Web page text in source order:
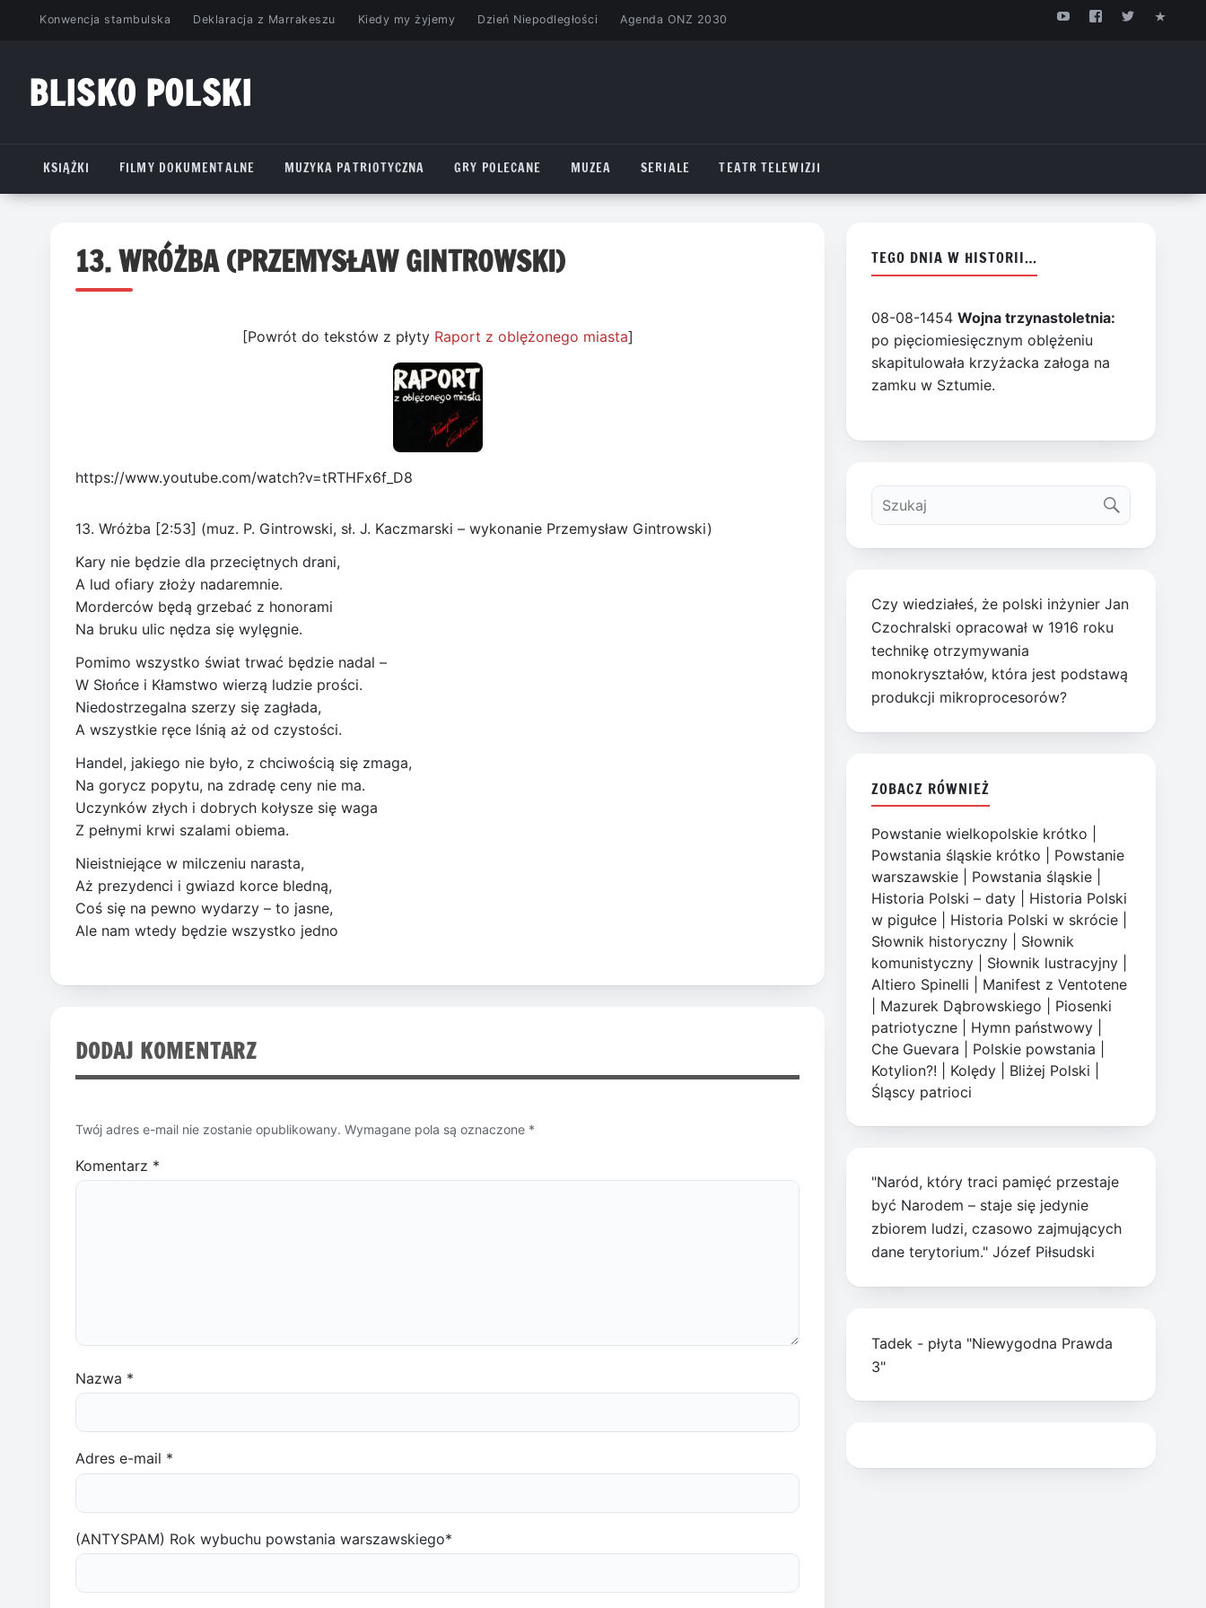
PrzejdźKonwencja stambulska Deklaracja z Marrakeszu Kiedy my żyjemy Dzień Niepodległości Agenda ONZ 2030
BLISKO POLSKI
KSIĄŻKI
FILMY DOKUMENTALNE MUZYKA PATRIOTYCZNA GRY POLECANE MUZEA SERIALE TEATR TELEWIZJI
13. WRÓŻBA (PRZEMYSŁAW GINTROWSKI)
[Powrót do tekstów z płyty Raport z oblężonego miasta]
https://www.youtube.com/watch?v=tRTHFx6f_D8
13. Wróżba [2:53] (muz. P. Gintrowski, sł. J. Kaczmarski – wykonanie Przemysław Gintrowski)
Kary nie będzie dla przeciętnych drani,
A lud ofiary złoży nadaremnie.
Morderców będą grzebać z honorami
Na bruku ulic nędza się wylęgnie.
Pomimo wszystko świat trwać będzie nadal –
W Słońce i Kłamstwo wierzą ludzie prości.
Niedostrzegalna szerzy się zagłada,
A wszystkie ręce lśnią aż od czystości.
Handel, jakiego nie było, z chciwością się zmaga,
Na gorycz popytu, na zdradę ceny nie ma.
Uczynków złych i dobrych kołysze się waga
Z pełnymi krwi szalami obiema.
Nieistniejące w milczeniu narasta,
Aż prezydenci i gwiazd korce bledną,
Coś się na pewno wydarzy – to jasne,
Ale nam wtedy będzie wszystko jedno
DODAJ KOMENTARZ
Twój adres e-mail nie zostanie opublikowany. Wymagane pola są oznaczone *
Komentarz *
Nazwa *
Adres e-mail *
(ANTYSPAM) Rok wybuchu powstania warszawskiego*
TEGO DNIA W HISTORII…
08-08-1454Wojna trzynastoletnia:
po pięciomiesięcznym oblężeniu
skapitulowała krzyżacka załoga na
zamku w Sztumie.
Czy wiedziałeś, że polski inżynier Jan
Czochralski opracował w 1916 roku
technikę otrzymywania
monokryształów, która jest podstawą
produkcji mikroprocesorów?
ZOBACZ RÓWNIEŻ
Powstanie wielkopolskie krótko
Powstania śląskie krótko
Powstanie
warszawskie
Powstania śląskie
Historia Polski – daty
Historia Polski
w pigułce
Historia Polski w skrócie
Słownik historyczny
Słownik
komunistyczny
Słownik lustracyjny
Altiero Spinelli
Manifest z Ventotene
Mazurek Dąbrowskiego
Piosenki
patriotyczne
Hymn państwowy
Che Guevara
Polskie powstania
Kotylion?!
Kolędy Bliżej Polski
Śląscy patrioci
"Naród, który traci pamięć przestaje
być Narodem – staje się jedynie
zbiorem ludzi, czasowo zajmujących
dane terytorium." Józef Piłsudski
Tadek - płyta "Niewygodna Prawda
3"